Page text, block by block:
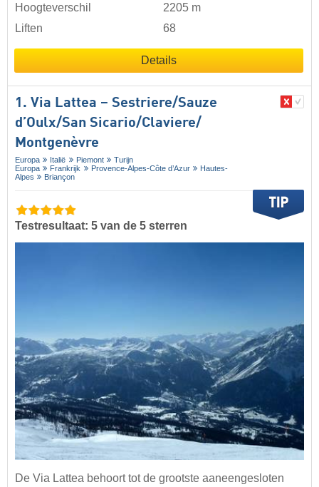
Hoogteverschil
2205 m
Liften
68
Details
1. Via Lattea – Sestriere/​Sauze
d’Oulx/​San Sicario/​Claviere/​
Montgenèvre
Europa Italië Piemont
Turijn
Europa
Frankrijk Provence-Alpes-Côte d’Azur
Hautes-
Alpes
Briançon
Testresultaat: 5 van de 5 sterren
De Via Lattea behoort tot de grootste aaneengesloten